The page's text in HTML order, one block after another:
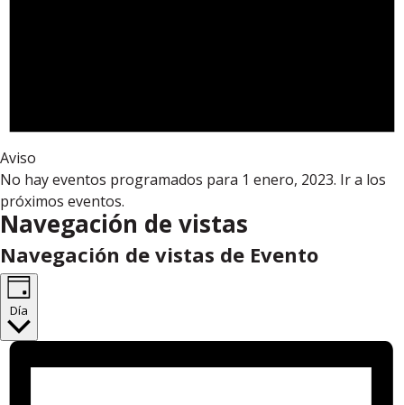
Aviso
No hay eventos programados para 1 enero, 2023. Ir a los
próximos eventos.
Navegación de vistas
Navegación de vistas de Evento
Día